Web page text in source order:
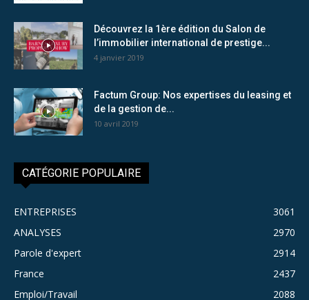
Découvrez la 1ère édition du Salon de
l’immobilier international de prestige...
4 janvier 2019
Factum Group: Nos expertises du leasing et
de la gestion de...
10 avril 2019
CATÉGORIE POPULAIRE
ENTREPRISES
3061
ANALYSES
2970
Parole d'expert
2914
France
2437
Emploi/Travail
2088